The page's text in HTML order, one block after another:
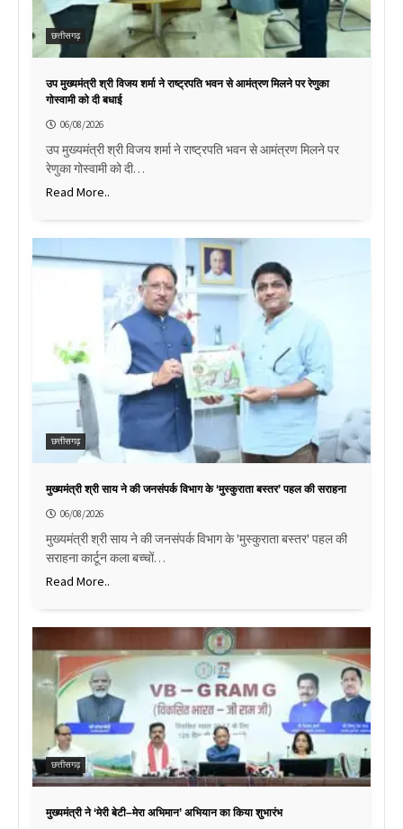
छत्तीसगढ़
उप मुख्यमंत्री श्री विजय शर्मा ने राष्ट्रपति भवन से आमंत्रण मिलने पर रेणुका
गोस्वामी को दी बधाई
06/08/2026
उप मुख्यमंत्री श्री विजय शर्मा ने राष्ट्रपति भवन से आमंत्रण मिलने पर
रेणुका गोस्वामी को दी…
Read More..
छत्तीसगढ़
मुख्यमंत्री श्री साय ने की जनसंपर्क विभाग के ‘मुस्कुराता बस्तर’ पहल की सराहना
06/08/2026
मुख्यमंत्री श्री साय ने की जनसंपर्क विभाग के 'मुस्कुराता बस्तर' पहल की
सराहना कार्टून कला बच्चों…
Read More..
छत्तीसगढ़
मुख्यमंत्री ने ‘मेरी बेटी–मेरा अभिमान’ अभियान का किया शुभारंभ